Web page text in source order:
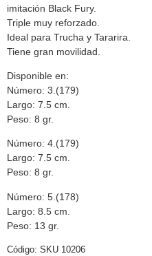
imitación Black Fury.
Triple muy reforzado.
Ideal para Trucha y Tararira.
Tiene gran movilidad.
Disponible en:
Número: 3.(179)
Largo: 7.5 cm.
Peso: 8 gr.
Número: 4.(179)
Largo: 7.5 cm.
Peso: 8 gr.
Número: 5.(178)
Largo: 8.5 cm.
Peso: 13 gr.
Código: SKU 10206